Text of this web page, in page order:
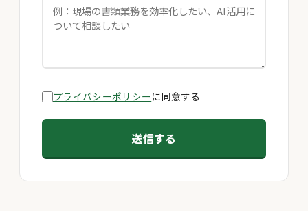
プライバシーポリシー に同意する
送信する